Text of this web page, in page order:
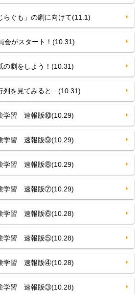
ぐも」の劇に向けて(11.1)
会がスタート！(10.31)
劇をしよう！(10.31)
を見てみると…(10.31)
学習 速報版⑩(10.29)
学習 速報版⑨(10.29)
学習 速報版⑧(10.29)
学習 速報版⑦(10.29)
学習 速報版⑥(10.28)
学習 速報版⑤(10.28)
学習 速報版④(10.28)
学習 速報版③(10.28)